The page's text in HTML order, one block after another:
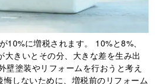
10%に増税されます。 10%と8%、
大きいとその分、大きな差を生み出
塗装やリフォームを行おうと考え
しないために、増税前のリフォーム